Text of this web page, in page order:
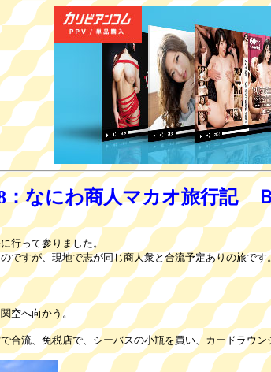
：なにわ商人マカオ旅行記
行って参りました。
ですが、現地で志が同じ商人衆と合流予定ありの旅です
空へ向かう。
流、免税店で、シーバスの小瓶を買い、カードラウン